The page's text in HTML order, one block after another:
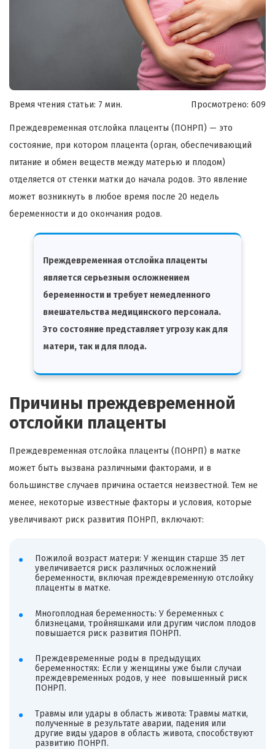
Время чтения статьи: 7 мин. Просмотрено: 609
Преждевременная отслойка плаценты (ПОНРП) — это
состояние, при котором плацента (орган, обеспечивающий
питание и обмен веществ между матерью и плодом)
отделяется от стенки матки до начала родов. Это явление
может возникнуть в любое время после 20 недель
беременности и до окончания родов.
Преждевременная отслойка плаценты
является серьезным осложнением
беременности и требует немедленного
вмешательства медицинского персонала.
Это состояние представляет угрозу как для
матери, так и для плода.
Причины преждевременной
отслойки плаценты
Преждевременная отслойка плаценты (ПОНРП) в матке
может быть вызвана различными факторами, и в
большинстве случаев причина остается неизвестной. Тем не
менее, некоторые известные факторы и условия, которые
увеличивают риск развития ПОНРП, включают:
Пожилой возраст матери: У женщин старше 35 лет
увеличивается риск различных осложнений
беременности, включая преждевременную отслойку
плаценты в матке.
Многоплодная беременность: У беременных с
близнецами, тройняшками или другим числом плодов
повышается риск развития ПОНРП.
Преждевременные роды в предыдущих
беременностях: Если у женщины уже были случаи
преждевременных родов, у нее повышенный риск
ПОНРП.
Травмы или удары в область живота: Травмы матки,
полученные в результате аварии, падения или
другие виды ударов в область живота, способствуют
развитию ПОНРП.